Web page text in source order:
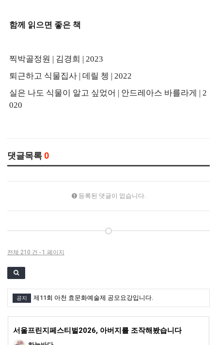
함께 읽으면 좋은 책
찍박골정원 | 김경희 | 2023
퇴근하고 식물집사 | 데릴 쳉 | 2022
실은 나도 식물이 알고 싶었어 | 안드레아스 바를라게 | 2
020
댓글목록 0
등록된 댓글이 없습니다.
전체 210 건 - 1 페이지
공지 제11회 아천 효문화예술제 공모요강입니다.
서울프린지페스티벌2026, 아버지를 조작해봤습니다